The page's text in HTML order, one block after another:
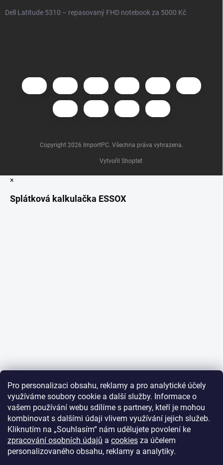
Pro personalizaci obsahu, reklamy a pro analytické účely
využíváme soubory cookie a další služby. Informace o
vašem používání webu sdílíme s partnery, kteří je mohou
kombinovat s dalšími údaji vlivem využívání jejich služeb.
Kliknutím na „Souhlasím“ nám udělujete povolení ke
zpracování osobních údajů a cookies za účelem
personalizovaného obsahu, reklamy a analytiky.
Dell Latitude 5310 – repasovaný FHD notebook za 5000 Kč
Vytvořil Shoptet
Copyright 2026 ImportPC. Všechna práva vyhrazena.
×
Splátková kalkulačka ESSOX